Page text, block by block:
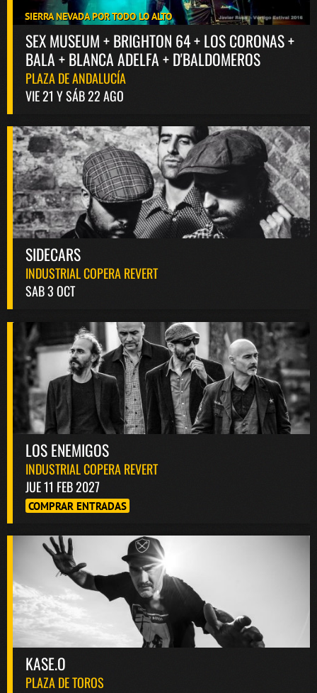
SIERRA NEVADA POR TODO LO ALTO
SEX MUSEUM + BRIGHTON 64 + LOS CORONAS +
BALA + BLANCA ADELFA + D'BALDOMEROS
PLAZA DE ANDALUCÍA
VIE 21 Y SÁB 22 AGO
SIDECARS
INDUSTRIAL COPERA REVERT
SAB 3 OCT
LOS ENEMIGOS
INDUSTRIAL COPERA REVERT
JUE 11 FEB 2027
COMPRAR ENTRADAS
KASE.O
PLAZA DE TOROS